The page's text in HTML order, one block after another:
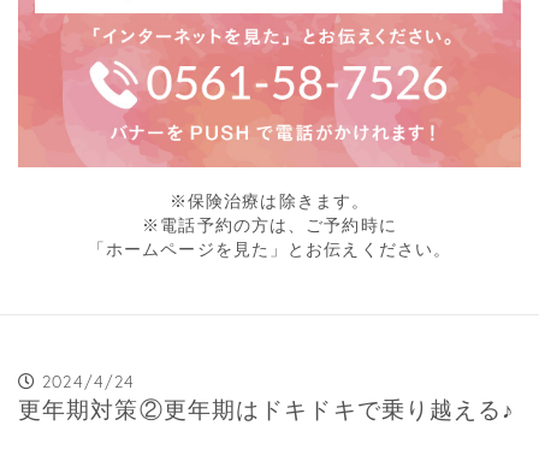
※保険治療は除きます。
※電話予約の方は、ご予約時に
「ホームページを見た」とお伝えください。
2024/4/24
更年期対策②更年期はドキドキで乗り越える♪